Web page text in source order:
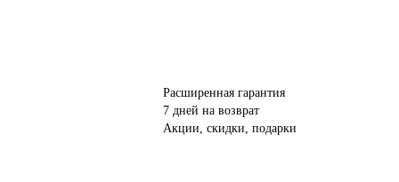
Расширенная гарантия
7 дней на возврат
Акции, скидки, подарки